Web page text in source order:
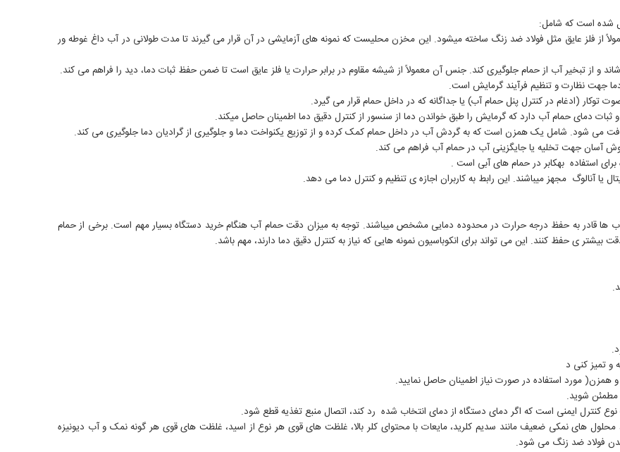
شده است که شامل:
از فلز عایق مثل فولاد ضد زنگ ساخته میشود. این مخزن محلیست که نمونه های آزمایشی در آن قرار می گیرند تا مدت طولانی در آب داغ غوطه ور
قادر به حفظ درجه حرارت در محدوده دمایی مشخص میباشند. توجه به میزان دقت حمام آب هنگام خرید دستگاه بسیار مهم است. برخی از حمام
ی حفظ کنند. این می تواند برای انکوباسیون نمونه هایی که نیاز به کنترل دقیق دما دارند، مهم باشد.
و تمیز کنی د
همزن( مورد استفاده در صورت نیاز اطمینان حاصل نمایید.
مطمئن شوید.
کنترل ایمنی است که اگر دمای دستگاه از دمای انتخاب شده رد کند، اتصال منبع تغذیه قطع شود.
محلول های نمکی ضعیف مانند سدیم کلرید، مایعات با محتوای کلر بالا، غلظت های قوی هر نوع از اسید، غلظت های قوی هر گونه نمک و آب دیونیزه
فولاد ضد زنگ می شود.